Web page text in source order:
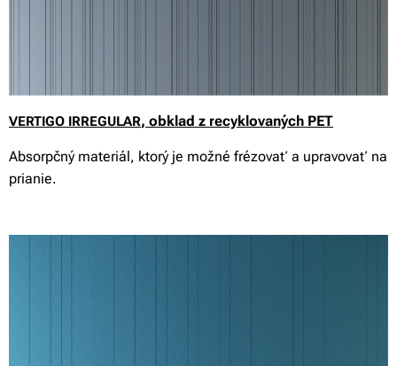
VERTIGO IRREGULAR, obklad z recyklovaných PET
Absorpčný materiál, ktorý je možné frézovať a upravovať na
prianie.